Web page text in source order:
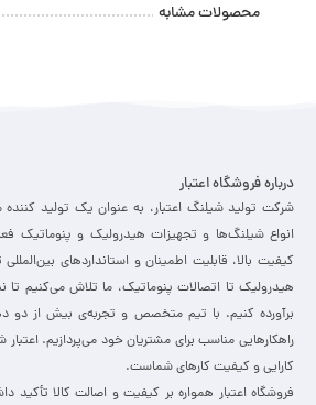
محصولات مشابه
درباره فروشگاه اعتبار
شرکت تولید شیلنگ اعتبار، به عنوان یک تولید کننده
انواع شیلنگ‌ها و تجهیزات هیدرولیک و پنوماتیک
کیفیت بالا، قابلیت اطمینان و استانداردهای
هیدرولیک تا اتصالات پنوماتیک، ما تلاش می‌کنیم تا
برآورده کنیم. با تیم متخصص و تجربه‌ی بیش از دو
راهکارهایی مناسب برای مشتریان خود می‌پردازیم. اعتبار
کارایی و کیفیت کارهای شماست.
فروشگاه اعتبار همواره بر کیفیت و اصالت کالا